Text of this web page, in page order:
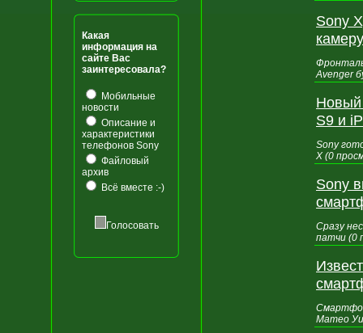
Какая
информация на
сайте Вас
заинтересовала?
Мобильные
новости
Описание и
характеристики
телефонов Sony
Файловый
архив
Всё вместе :-)
Голосовать
Sony
камеру
Avenger
Новый
S9 и
Sony
X (0
Sony
Сразу
патчи (0
Матео